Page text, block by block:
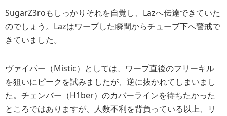
SugarZ3roもしっかりそれを自覚し、Lazへ伝達できていた
のでしょう。Lazはワープした瞬間からチューブ下へ警戒で
きていました。
ヴァイパー（Mistic）としては、ワープ直後のフリーキル
を狙いにピークを試みましたが、逆に抜かれてしまいまし
た。チェンバー（H1ber）のカバーラインを待ちたかった
ところではありますが、人数不利を背負っている以上、リ